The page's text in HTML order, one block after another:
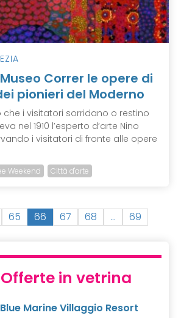
Correr le opere di
pionieri del Moderno
che i visitatori sorridano o restino
nel 1910 l’esperto d’arte Nino
i visitatori di fronte alle opere
Weekend Città d'arte
65 66(
c
r
e
t
67 68 … 69
Offerte in vetrina
Blue Marine Villaggio Resort